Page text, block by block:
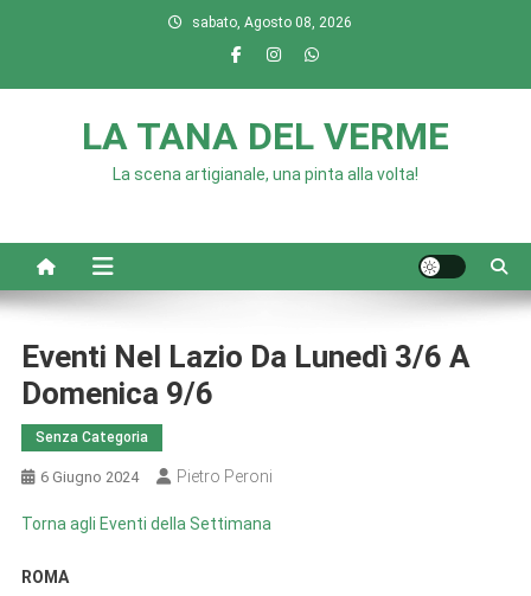
sabato, Agosto 08, 2026
LA TANA DEL VERME
La scena artigianale, una pinta alla volta!
Eventi Nel Lazio Da Lunedì 3/6 A
Domenica 9/6
Senza Categoria
6 Giugno 2024 Pietro Peroni
Torna agli Eventi della Settimana
ROMA